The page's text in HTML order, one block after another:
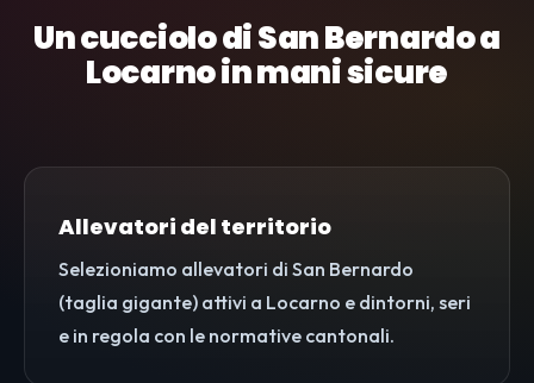
Un cucciolo di San Bernardo a
Locarno in mani sicure
Allevatori del territorio
Selezioniamo allevatori di San Bernardo
(taglia gigante) attivi a Locarno e dintorni, seri
e in regola con le normative cantonali.